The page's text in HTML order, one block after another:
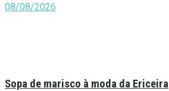
08/08/2026
Sopa de marisco à moda da Ericeira